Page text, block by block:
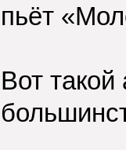
пьёт
Вот